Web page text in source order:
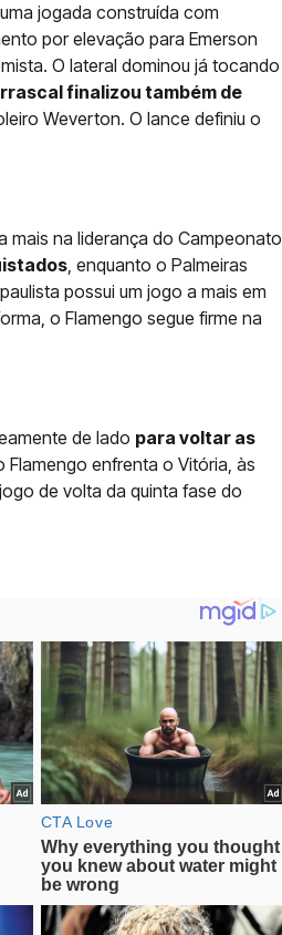
jogada construída com
por elevação para Emerson
O lateral dominou já tocando
finalizou também de
Weverton. O lance definiu o
mais na liderança do Campeonato
, enquanto o Palmeiras
possui um jogo a mais em
o Flamengo segue firme na
de lado para voltar as
Flamengo enfrenta o Vitória, às
de volta da quinta fase do